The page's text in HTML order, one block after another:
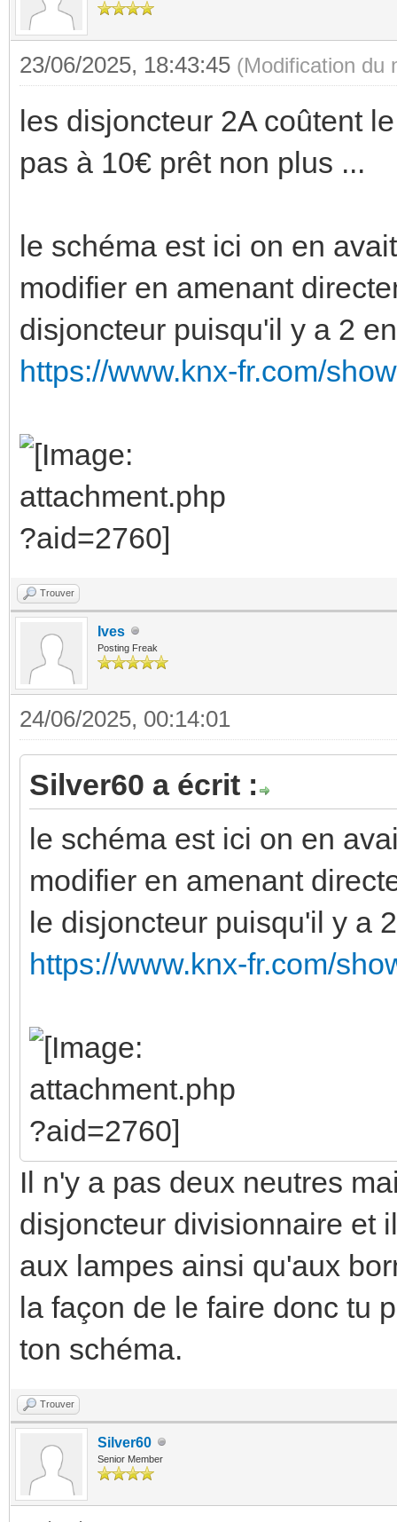
23/06/2025, 18:43:45 (Modification du
les disjoncteur 2A coûtent
pas à 10€ prêt non plus ...
le schéma est ici on en
modifier en amenant
disjoncteur puisqu'il y a 2
https://www.knx-fr.com/
Trouver
Ives
Posting Freak
24/06/2025, 00:14:01
Silver60 a écrit :
le schéma est ici on en
modifier en amenant
le disjoncteur puisqu'il y a
https://www.knx-fr.com/
Il n'y a pas deux neutres
disjoncteur divisionnaire et
aux lampes ainsi qu'aux
la façon de le faire donc tu
ton schéma.
Trouver
Silver60
Senior Member